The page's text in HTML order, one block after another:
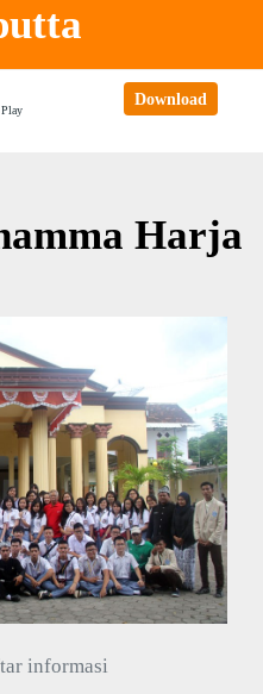
Download
Harja
informasi